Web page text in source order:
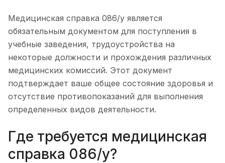
Медицинская справка 086/у является
обязательным документом для поступления в
учебные заведения, трудоустройства на
некоторые должности и прохождения различных
медицинских комиссий. Этот документ
подтверждает ваше общее состояние здоровья и
отсутствие противопоказаний для выполнения
определенных видов деятельности.
Где требуется медицинская
справка 086/у?